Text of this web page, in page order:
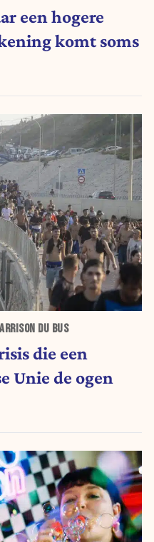
een hogere
komt soms
DU BUS
die een
Unie de ogen